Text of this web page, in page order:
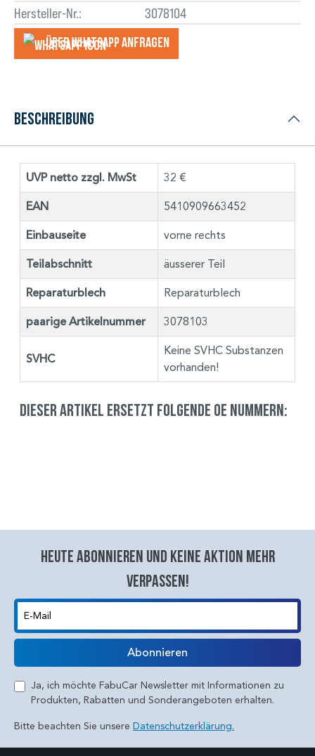
Hersteller-Nr.:
3078104
Über WhatsApp anfragеn
Beschreibung
UVP netto zzgl. MwSt 32 €
EAN 5410909663452
Einbauseite vorne rechts
Teilabschnitt äusserer Teil
Reparaturblech Reparaturblech
paarige Artikelnummer 3078103
SVHC
Keine SVHC Substanzen
vorhanden!
Dieser Artikel ersetzt folgende OE Nummern:
Heute abonnieren und keine aktion mehr
verpassen!
E-Mail
Abonnieren
Ja, ich möchte FabuCar Newsletter mit Informationen zu
Produkten, Rabatten und Sonderangeboten erhalten.
Bitte beachten Sie unsere Datenschutzerklärung.